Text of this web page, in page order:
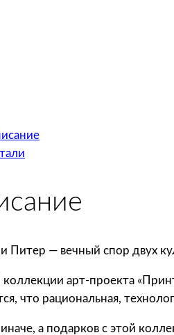
Питер — вечный спор двух
коллекции арт-проекта
что рациональная,
а подарков с этой